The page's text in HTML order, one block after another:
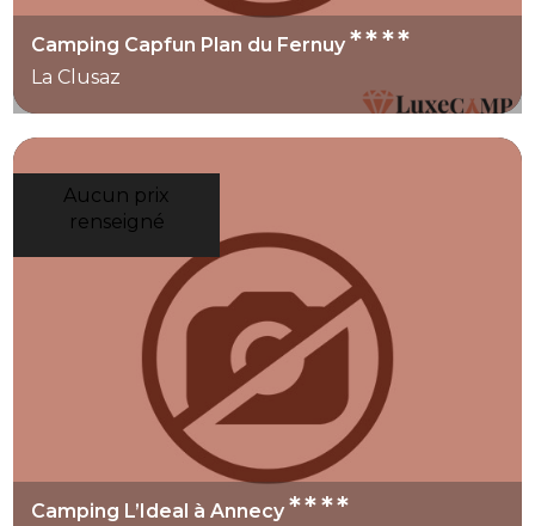
Camping Capfun Plan du Fernuy****
La Clusaz
Aucun prix
renseigné
Camping L’Ideal à Annecy****